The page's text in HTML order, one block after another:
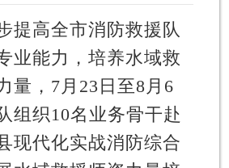
高全市消防救援队
业能力，培养水域救
量，7月23日至8月6
组织10名业务骨干赴
现代化实战消防综合